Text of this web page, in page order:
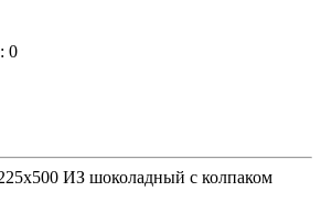
0
ИЗ шоколадный с колпаком